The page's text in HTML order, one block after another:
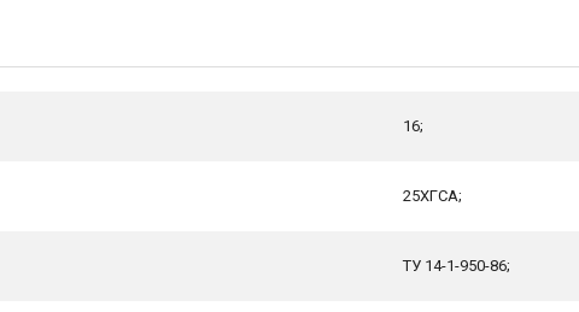
16;
25ХГСА;
ТУ 14-1-950-86;